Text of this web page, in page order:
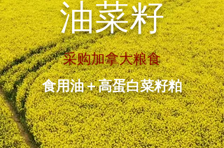
油菜籽
采购加拿大粮食
食用油＋高蛋白菜籽粕